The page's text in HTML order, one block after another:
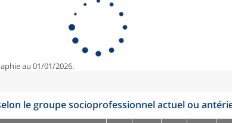
au 01/01/2026.
le groupe socioprofessionnel actuel ou